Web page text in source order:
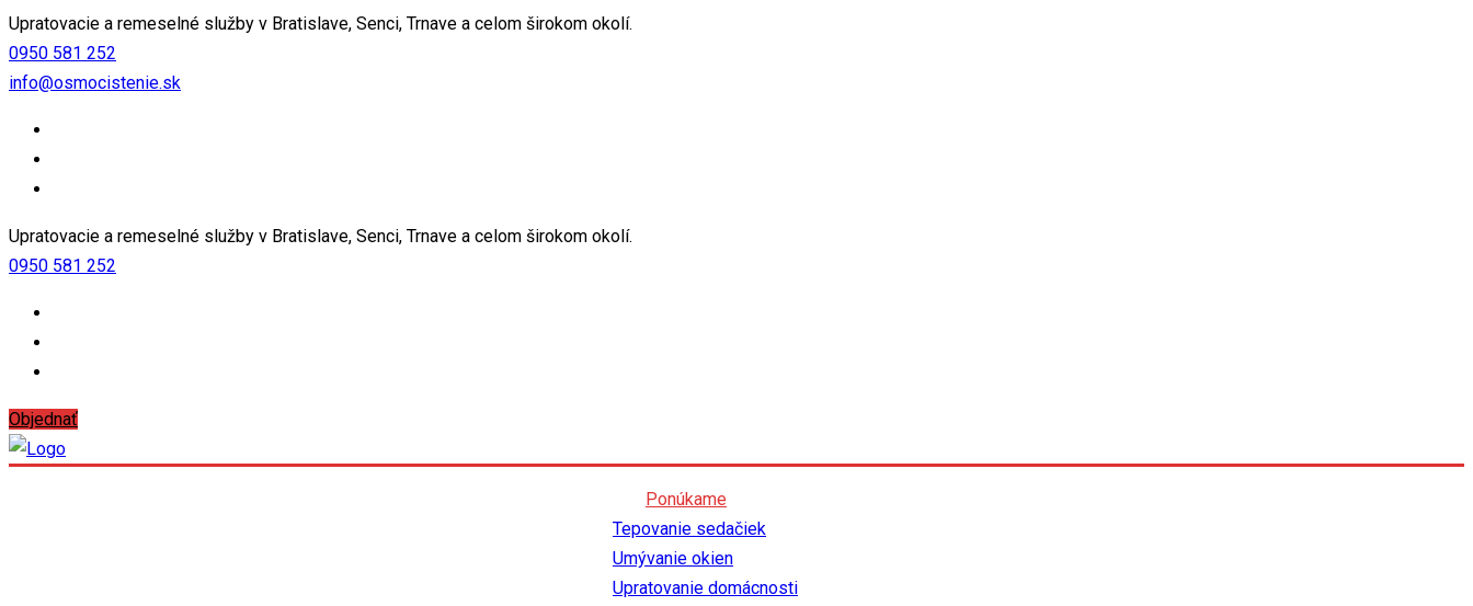
Upratovacie a remeselné služby v Bratislave, Senci, Trnave a celom širokom okolí.
0950 581 252
info@osmocistenie.sk
Upratovacie a remeselné služby v Bratislave, Senci, Trnave a celom širokom okolí.
0950 581 252
Objednať
Ponúkame
Tepovanie sedačiek
Umývanie okien
Upratovanie domácnosti